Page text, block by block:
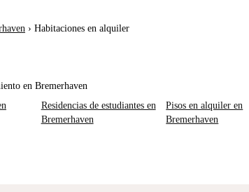
› Habitaciones en alquiler
en Bremerhaven
Residencias de estudiantes en
Bremerhaven
Pisos en alquiler en
Bremerhaven